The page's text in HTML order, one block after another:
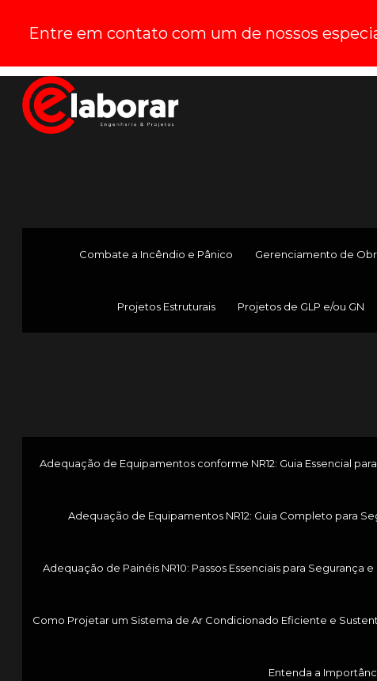
Entre em contato com um de nossos
Combate a Incêndio e Pânico Gerenciamento de
Projetos Estruturais Projetos de GLP e/ou GN
Adequação de Equipamentos conforme NR12: Guia Essencial
Adequação de Equipamentos NR12: Guia Completo para
Adequação de Painéis NR10: Passos Essenciais para
Como Projetar um Sistema de Ar Condicionado Eficiente e
Entenda a